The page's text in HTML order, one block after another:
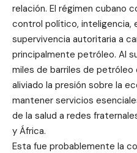
relación. El régimen cubano
control político, inteligencia,
supervivencia autoritaria a
principalmente petróleo. Al
miles de barriles de petróleo
aliviado la presión sobre la
mantener servicios
de la salud a redes
y África.
Esta fue probablemente la